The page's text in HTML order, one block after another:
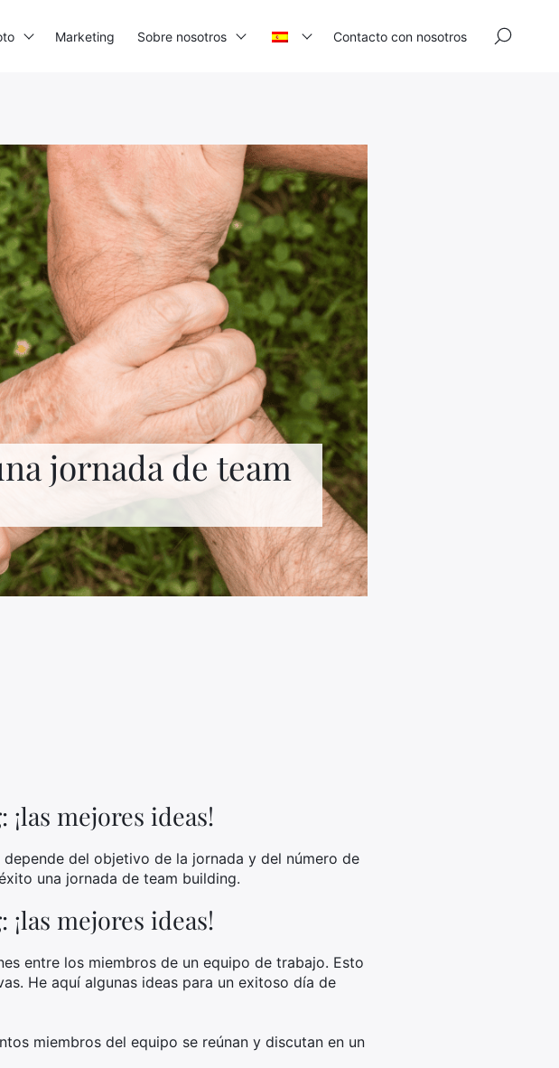
jornada de team
mejores ideas!
del objetivo de la jornada y del número de
una jornada de team building.
mejores ideas!
entre los miembros de un equipo de trabajo. Esto
He aquí algunas ideas para un exitoso día de
miembros del equipo se reúnan y discutan en un
Marketing Sobre nosotros Contacto con nosotros